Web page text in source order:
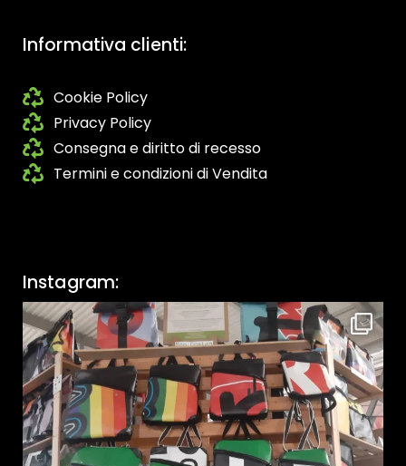
Informativa clienti:
Cookie Policy
Privacy Policy
Consegna e diritto di recesso
Termini e condizioni di Vendita
Instagram: